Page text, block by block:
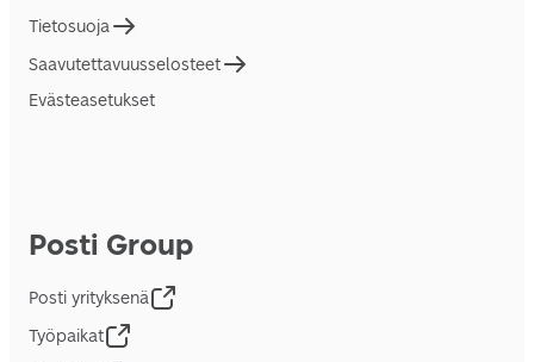
Tietosuoja
Saavutettavuusselosteet
Evästeasetukset
Posti Group
Posti yrityksenä
Työpaikat